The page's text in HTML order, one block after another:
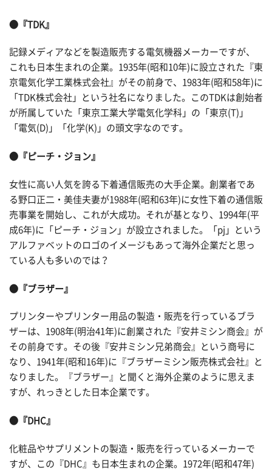
●『TDK』
記録メディアなどを製造販売する電気機器メーカーですが、
これも日本生まれの企業。1935年(昭和10年)に設立された『東
京電気化学工業株式会社』がその前身で、1983年(昭和58年)に
「TDK株式会社」という社名になりました。このTDKは創始者
が所属していた「東京工業大学電気化学科」の「東京(T)」
「電気(D)」「化学(K)」の頭文字なのです。
●『ピーチ・ジョン』
女性に高い人気を誇る下着通信販売の大手企業。創業者であ
る野口正二・美佳夫妻が1988年(昭和63年)に女性下着の通信販
売事業を開始し、これが大成功。それが基となり、1994年(平
成6年)に「ピーチ・ジョン」が設立されました。「pj」という
アルファベットのロゴのイメージもあって海外企業だと思っ
ている人も多いのでは？
●『ブラザー』
プリンターやプリンター用品の製造・販売を行っているブラ
ザーは、1908年(明治41年)に創業された『安井ミシン商会』が
その前身です。その後『安井ミシン兄弟商会』という商号に
なり、1941年(昭和16年)に『ブラザーミシン販売株式会社』と
なりました。『ブラザー』と聞くと海外企業のように思えま
すが、れっきとした日本企業です。
●『DHC』
化粧品やサプリメントの製造・販売を行っているメーカーで
すが、この『DHC』も日本生まれの企業。1972年(昭和47年)